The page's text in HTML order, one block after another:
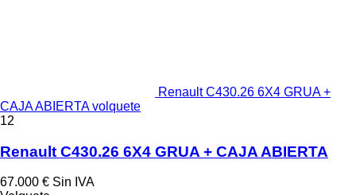
Renault C430.26 6X4 GRUA +
CAJA ABIERTA volquete
12
Renault C430.26 6X4 GRUA + CAJA ABIERTA
67.000 € Sin IVA